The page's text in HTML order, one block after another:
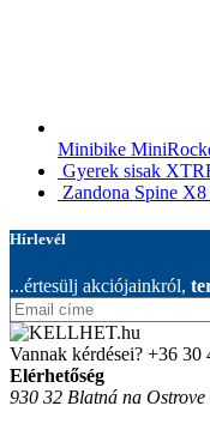
Minibike
Gyerek sisak
Zandona Spine
Hírlevél
...értesülj akciójainkról,
Vannak kérdései? +36 30
Elérhetőség
930 32 Blatná na Ostrove